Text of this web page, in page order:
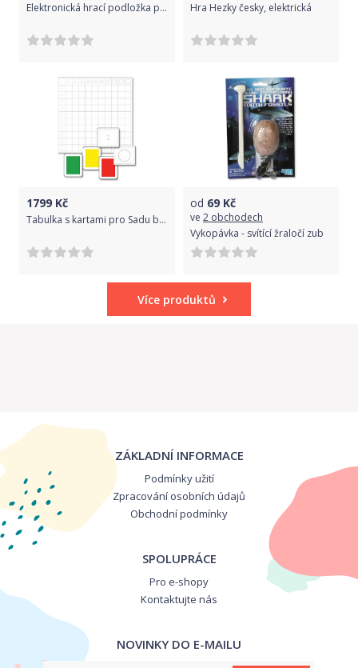
Elektronická hrací podložka pianko 85x30cm na baterie Hra Hezky česky, elektrická
1799 Kč
Tabulka s kartami pro Sadu barevných válečků bez úchytů
od 69 Kč
ve 2 obchodech
Vykopávka - svítící žraločí zub
Více produktů
ZÁKLADNÍ INFORMACE
Podmínky užití
Zpracování osobních údajů
Obchodní podmínky
SPOLUPRÁCE
Pro e-shopy
Kontaktujte nás
NOVINKY DO E-MAILU